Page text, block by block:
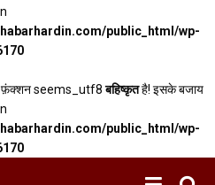
public_html/wp-
फ़ंक्शन seems_utf8बहिष्कृतहै! इसके बजाय
public_html/wp-